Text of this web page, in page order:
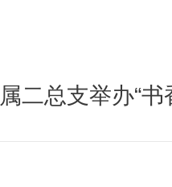
二总支举办“书